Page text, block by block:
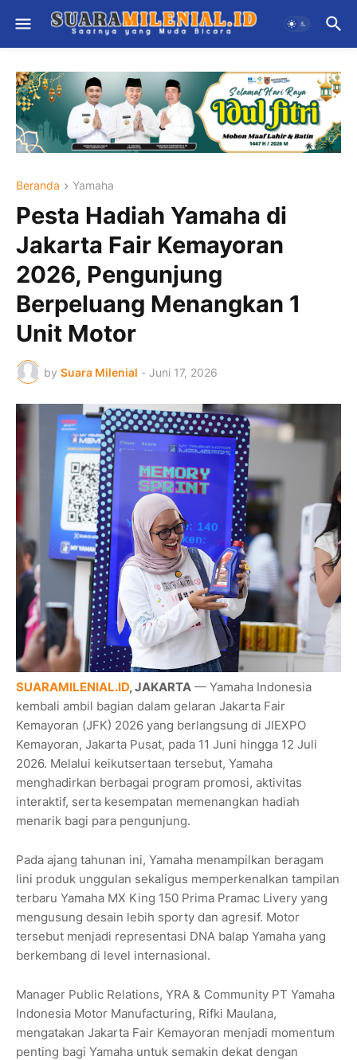
Beranda Yamaha
Pesta Hadiah Yamaha di
Jakarta Fair Kemayoran
2026, Pengunjung
Berpeluang Menangkan 1
Unit Motor
by Suara Milenial - Juni 17, 2026
SUARAMILENIAL.ID, JAKARTA — Yamaha Indonesia
kembali ambil bagian dalam gelaran Jakarta Fair
Kemayoran (JFK) 2026 yang berlangsung di JIEXPO
Kemayoran, Jakarta Pusat, pada 11 Juni hingga 12 Juli
2026. Melalui keikutsertaan tersebut, Yamaha
menghadirkan berbagai program promosi, aktivitas
interaktif, serta kesempatan memenangkan hadiah
menarik bagi para pengunjung.
Pada ajang tahunan ini, Yamaha menampilkan beragam
lini produk unggulan sekaligus memperkenalkan tampilan
terbaru Yamaha MX King 150 Prima Pramac Livery yang
mengusung desain lebih sporty dan agresif. Motor
tersebut menjadi representasi DNA balap Yamaha yang
berkembang di level internasional.
Manager Public Relations, YRA & Community PT Yamaha
Indonesia Motor Manufacturing, Rifki Maulana,
mengatakan Jakarta Fair Kemayoran menjadi momentum
penting bagi Yamaha untuk semakin dekat dengan